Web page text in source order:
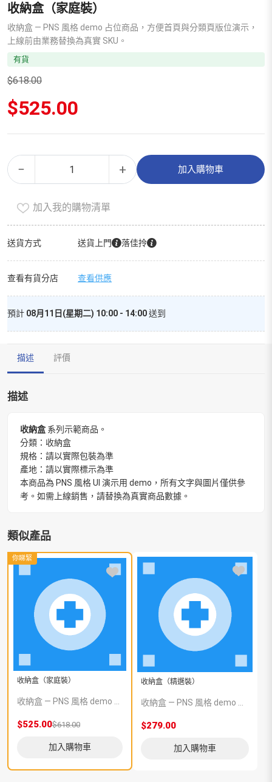
收納盒（家庭裝）
收納盒 — PNS 風格 demo 占位商品，方便首頁與分類頁版位演示，
上線前由業務替換為真實 SKU。
有貨
$618.00
原
始
$618.00。
$525.00
價
格：
$525.00。
−
收
納
（家
庭
裝）
+ 加入購物車
Alternative:
加入我的購物清單
送貨方式 送貨上門 落佳拎
查看有貨分店 查看供應
預計 08月11日(星期二) 10:00 - 14:00送到
描述 評價
描述
收納盒系列示範商品。
分類：收納盒
規格：請以實際包裝為準
產地：請以實際標示為準
本商品為 PNS 風格 UI 演示用 demo，所有文字與圖片僅供參
考。如需上線銷售，請替換為真實商品數據。
類似產品
你睇緊
收納盒（家庭裝）
收納盒 — PNS 風格 demo 占位商品，方便首頁與分類頁版位演示，上線前由業務替換為真實 SKU。
$525.00$618.00
加入購物車
收納盒（精選裝）
收納盒 — PNS 風格 demo 占位商品，方便首頁與分類頁版位演示，上線前由業務替換為真實 SKU。
$279.00
加入購物車